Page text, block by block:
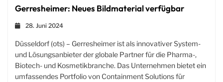
Gerresheimer: Neues Bildmaterial verfügbar
28. Juni 2024
Düsseldorf (ots) – Gerresheimer ist als innovativer System-
und Lösungsanbieter der globale Partner für die Pharma-,
Biotech- und Kosmetikbranche. Das Unternehmen bietet ein
umfassendes Portfolio von Containment Solutions für